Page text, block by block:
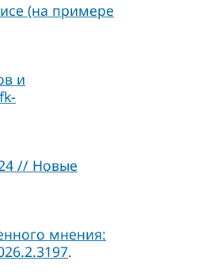
(на примере
и
// Новые
мнения:
.